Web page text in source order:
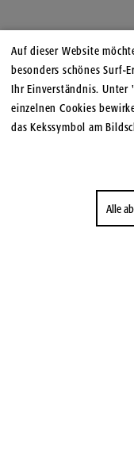
Auf dieser Website
besonders schönes Surf-
Ihr Einverständnis. Unter
einzelnen Cookies
das Kekssymbol am
Alle